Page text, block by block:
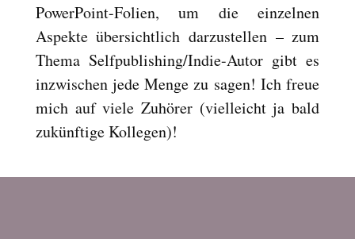
PowerPoint-Folien, um die einzelnen
Aspekte übersichtlich darzustellen – zum
Thema Selfpublishing/Indie-Autor gibt es
inzwischen jede Menge zu sagen! Ich freue
mich auf viele Zuhörer (vielleicht ja bald
zukünftige Kollegen)!